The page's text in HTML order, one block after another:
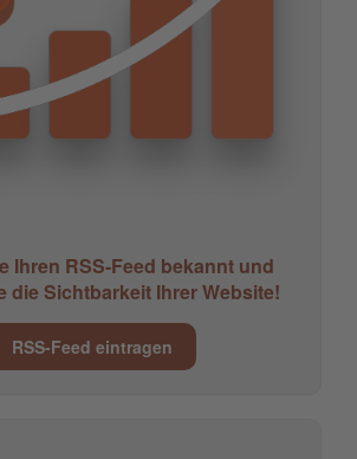
Ihren RSS-Feed bekannt und
die Sichtbarkeit Ihrer Website!
RSS-Feed eintragen